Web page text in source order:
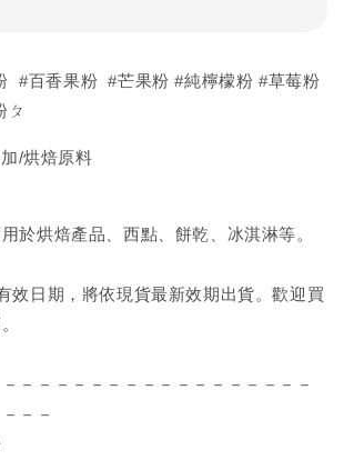
#百香果粉 #芒果粉 #純檸檬粉 #草莓粉
ㄆ
/烘焙原料
於烘焙產品、西點、餅乾、冰淇淋等。
效日期，將依現貨最新效期出貨。歡迎買
－－－－－－－－－－－－－－－－－
－－